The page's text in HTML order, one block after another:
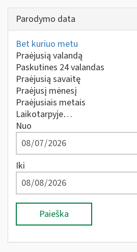
Parodymo data
Bet kuriuo metu
Praėjusią valandą
Paskutines 24 valandas
Praėjusią savaitę
Praėjusį mėnesį
Praėjusiais metais
Laikotarpyje…
Nuo
Iki
Paieška